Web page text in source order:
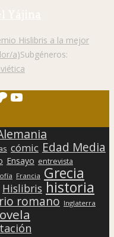
Yájina
Hislibris a la mejor
a)Subgéneros:
YouTube
cómic Edad Media
Ensayo entrevista
Francia Grecia
Hislibris historia
romano Inglaterra